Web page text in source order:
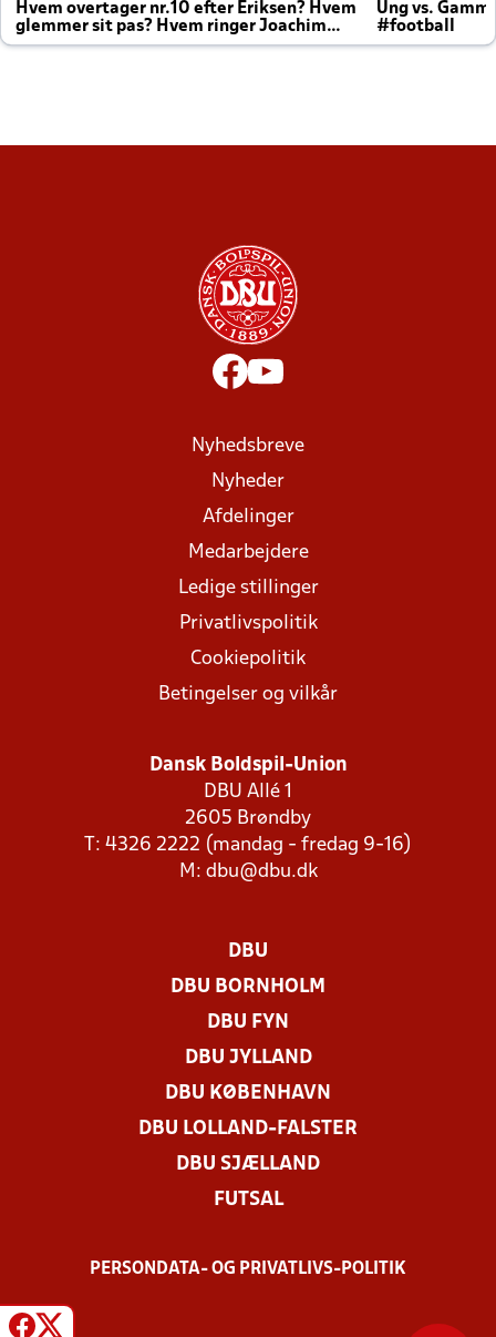
Hvem overtager nr.10 efter Eriksen? Hvem
glemmer sit pas? Hvem ringer Joachim
altid til efter kampe?
Ung vs.
#football
Nyhedsbreve
Nyheder
Afdelinger
Medarbejdere
Ledige stillinger
Privatlivspolitik
Cookiepolitik
Betingelser og vilkår
Dansk Boldspil-Union
DBU Allé 1
2605 Brøndby
T: 4326 2222 (mandag - fredag 9-16)
M: dbu@dbu.dk
DBU
DBU BORNHOLM
DBU FYN
DBU JYLLAND
DBU KØBENHAVN
DBU LOLLAND-FALSTER
DBU SJÆLLAND
FUTSAL
PERSONDATA- OG PRIVATLIVS-POLITIK